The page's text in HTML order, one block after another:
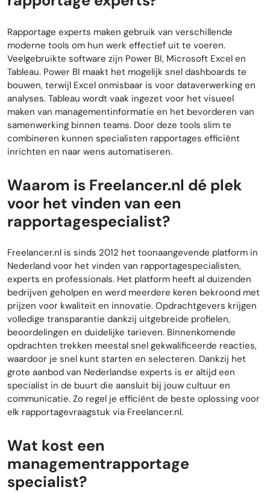
Rapportage experts maken gebruik van verschillende
moderne tools om hun werk effectief uit te voeren.
Veelgebruikte software zijn Power BI, Microsoft Excel en
Tableau. Power BI maakt het mogelijk snel dashboards te
bouwen, terwijl Excel onmisbaar is voor dataverwerking en
analyses. Tableau wordt vaak ingezet voor het visueel
maken van managementinformatie en het bevorderen van
samenwerking binnen teams. Door deze tools slim te
combineren kunnen specialisten rapportages efficiënt
inrichten en naar wens automatiseren.
Waarom is Freelancer.nl dé plek
voor het vinden van een
rapportagespecialist?
Freelancer.nl is sinds 2012 het toonaangevende platform in
Nederland voor het vinden van rapportagespecialisten,
experts en professionals. Het platform heeft al duizenden
bedrijven geholpen en werd meerdere keren bekroond met
prijzen voor kwaliteit en innovatie. Opdrachtgevers krijgen
volledige transparantie dankzij uitgebreide profielen,
beoordelingen en duidelijke tarieven. Binnenkomende
opdrachten trekken meestal snel gekwalificeerde reacties,
waardoor je snel kunt starten en selecteren. Dankzij het
grote aanbod van Nederlandse experts is er altijd een
specialist in de buurt die aansluit bij jouw cultuur en
communicatie. Zo regel je efficiënt de beste oplossing voor
elk rapportagevraagstuk via Freelancer.nl.
Wat kost een
managementrapportage
specialist?